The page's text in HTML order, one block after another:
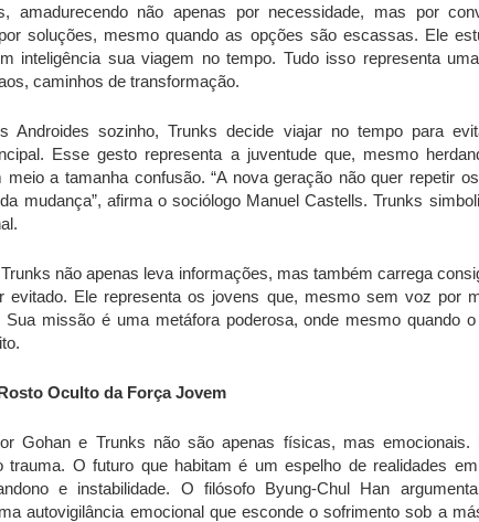
amadurecendo não apenas por necessidade, mas por
soluções, mesmo quando as opções são escassas. Ele
inteligência sua viagem no tempo. Tudo isso representa
caminhos de transformação.
Androides sozinho, Trunks decide viajar no tempo para
Esse gesto representa a juventude que, mesmo
meio a tamanha confusão. “A nova geração não quer repetir
mudança”, afirma o sociólogo Manuel Castells. Trunks
não apenas leva informações, mas também carrega
evitado. Ele representa os jovens que, mesmo sem voz por
Sua missão é uma metáfora poderosa, onde mesmo quando
Oculto da Força Jovem
Gohan e Trunks não são apenas físicas, mas
O futuro que habitam é um espelho de realidades
e instabilidade. O filósofo Byung-Chul Han
autovigilância emocional que esconde o sofrimento sob a